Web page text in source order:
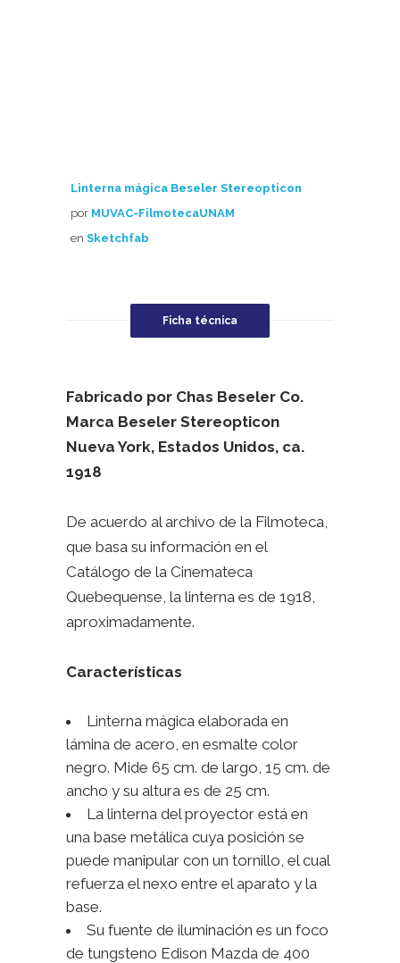
Linterna mágica Beseler Stereopticon
por MUVAC-FilmotecaUNAM
en Sketchfab
Ficha técnica
Fabricado por Chas Beseler Co.
Marca Beseler Stereopticon
Nueva York, Estados Unidos, ca.
1918
De acuerdo al archivo de la Filmoteca,
que basa su información en el
Catálogo de la Cinemateca
Quebequense, la linterna es de 1918,
aproximadamente.
Características
Linterna mágica elaborada en
lámina de acero, en esmalte color
negro. Mide 65 cm. de largo, 15 cm. de
ancho y su altura es de 25 cm.
La linterna del proyector está en
una base metálica cuya posición se
puede manipular con un tornillo, el cual
refuerza el nexo entre el aparato y la
base.
Su fuente de iluminación es un foco
de tungsteno Edison Mazda de 400